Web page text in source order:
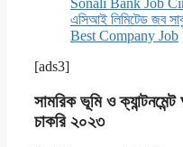
Sonali Bank Job
এসিআই লিমিটেড জব
Best Company Job
[ads3]
সামরিক ভূমি ও
চাকরি ২০২৩